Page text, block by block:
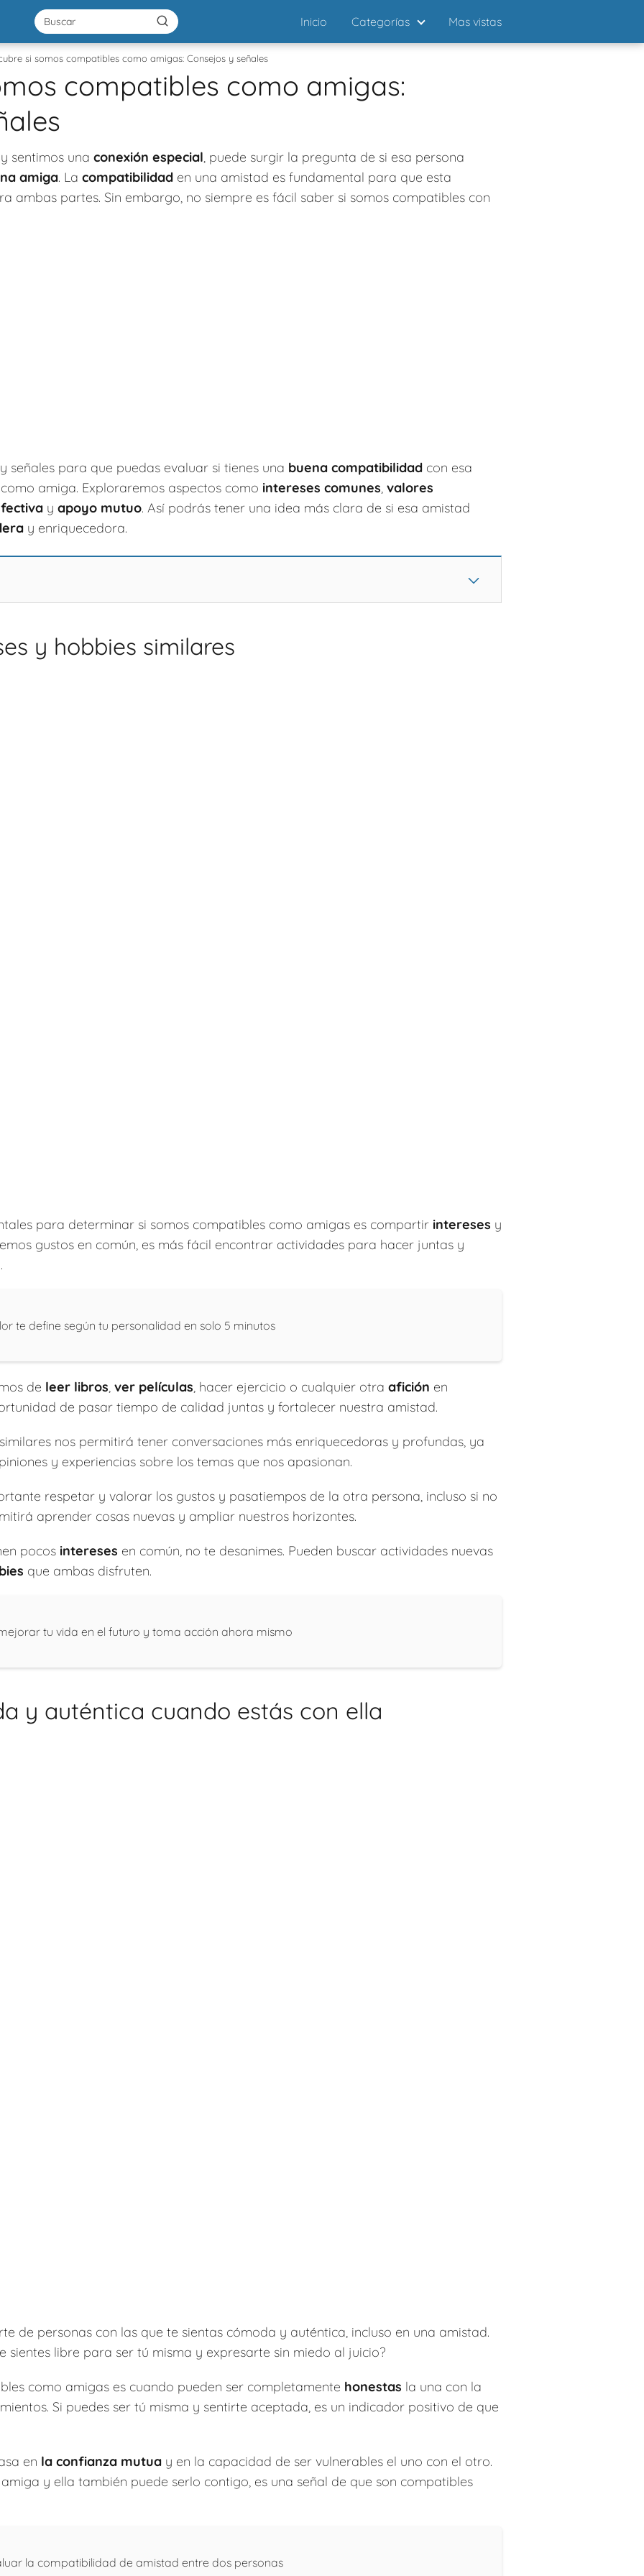
Inicio Categorías Mas vistas
si somos compatibles como amigas: Consejos y señales
compatibles como amigas:
sentimos una conexión especial, puede surgir la pregunta de si esa persona
amiga. La compatibilidad en una amistad es fundamental para que esta
ambas partes. Sin embargo, no siempre es fácil saber si somos compatibles con
señales para que puedas evaluar si tienes una buena compatibilidad con esa
amiga. Exploraremos aspectos como intereses comunes, valores
y apoyo mutuo. Así podrás tener una idea más clara de si esa amistad
y enriquecedora.
y hobbies similares
para determinar si somos compatibles como amigas es compartir intereses y
gustos en común, es más fácil encontrar actividades para hacer juntas y
te define según tu personalidad en solo 5 minutos
de leer libros, ver películas, hacer ejercicio o cualquier otra afición en
de pasar tiempo de calidad juntas y fortalecer nuestra amistad.
similares nos permitirá tener conversaciones más enriquecedoras y profundas, ya
y experiencias sobre los temas que nos apasionan.
respetar y valorar los gustos y pasatiempos de la otra persona, incluso si no
aprender cosas nuevas y ampliar nuestros horizontes.
pocos intereses en común, no te desanimes. Pueden buscar actividades nuevas
que ambas disfruten.
tu vida en el futuro y toma acción ahora mismo
y auténtica cuando estás con ella
de personas con las que te sientas cómoda y auténtica, incluso en una amistad.
sientes libre para ser tú misma y expresarte sin miedo al juicio?
como amigas es cuando pueden ser completamente honestas la una con la
Si puedes ser tú misma y sentirte aceptada, es un indicador positivo de que
en la confianza mutua y en la capacidad de ser vulnerables el uno con el otro.
y ella también puede serlo contigo, es una señal de que son compatibles
la compatibilidad de amistad entre dos personas